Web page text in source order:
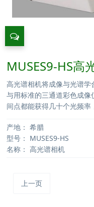
MUSES9-HS高
高光谱相机将成像与光谱学
与用标准的三通道彩色成
间点都能获得几十个光频
产地： 希腊
型号： MUSES9-HS
名称： 高光谱相机
上一页